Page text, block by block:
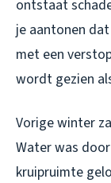
ontstaat
je aantonen
met een
wordt gezien
Vorige winter
Water was
kruipruimte